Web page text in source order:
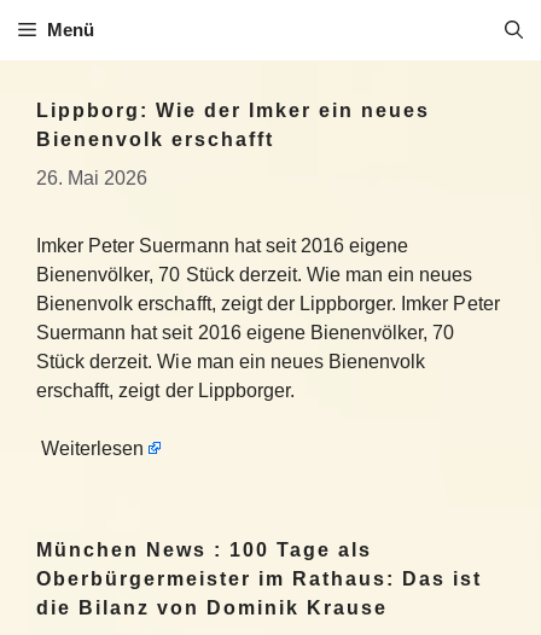
Inhalt
Menü
Lippborg: Wie der Imker ein neues
Bienenvolk erschafft
26. Mai 2026
Imker Peter Suermann hat seit 2016 eigene
Bienenvölker, 70 Stück derzeit. Wie man ein neues
Bienenvolk erschafft, zeigt der Lippborger. Imker Peter
Suermann hat seit 2016 eigene Bienenvölker, 70
Stück derzeit. Wie man ein neues Bienenvolk
erschafft, zeigt der Lippborger.
Weiterlesen
München News : 100 Tage als
Oberbürgermeister im Rathaus: Das ist
die Bilanz von Dominik Krause